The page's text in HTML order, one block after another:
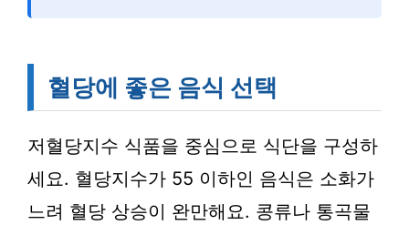
혈당에 좋은 음식 선택
저혈당지수 식품을 중심으로 식단을 구성하
세요. 혈당지수가 55 이하인 음식은 소화가
느려 혈당 상승이 완만해요. 콩류나 통곡물